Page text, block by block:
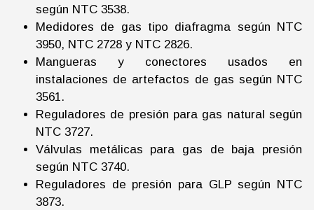
según NTC 3538.
Medidores de gas tipo diafragma según NTC
3950, NTC 2728 y NTC 2826.
Mangueras y conectores usados en
instalaciones de artefactos de gas según NTC
3561.
Reguladores de presión para gas natural según
NTC 3727.
Válvulas metálicas para gas de baja presión
según NTC 3740.
Reguladores de presión para GLP según NTC
3873.